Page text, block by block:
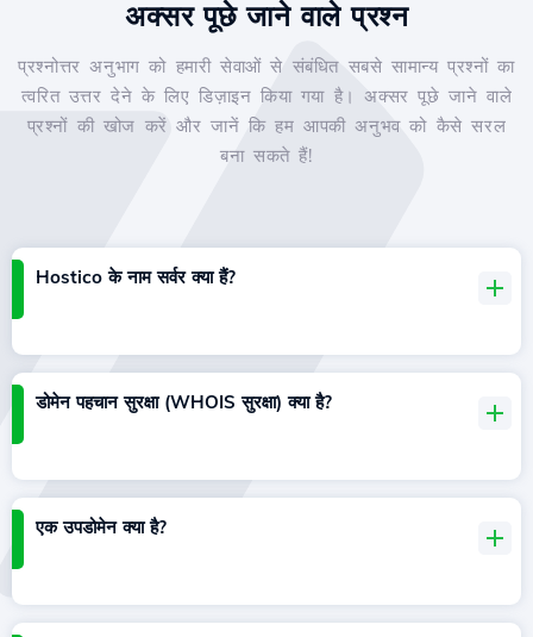
अक्सर पूछे जाने वाले प्रश्न
प्रश्नोत्तर अनुभाग को हमारी सेवाओं से संबंधित सबसे सामान्य प्रश्नों का
त्वरित उत्तर देने के लिए डिज़ाइन किया गया है। अक्सर पूछे जाने वाले
प्रश्नों की खोज करें और जानें कि हम आपकी अनुभव को कैसे सरल
बना सकते हैं!
Hostico के नाम सर्वर क्या हैं?
डोमेन पहचान सुरक्षा (WHOIS सुरक्षा) क्या है?
एक उपडोमेन क्या है?